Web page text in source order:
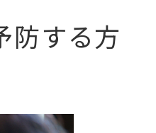
防する方